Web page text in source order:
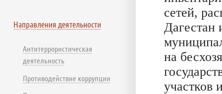
сетей,
Дагестан
на
участков
Направления деятельности
Антитеррористическая
деятельность
Противодействие коррупции